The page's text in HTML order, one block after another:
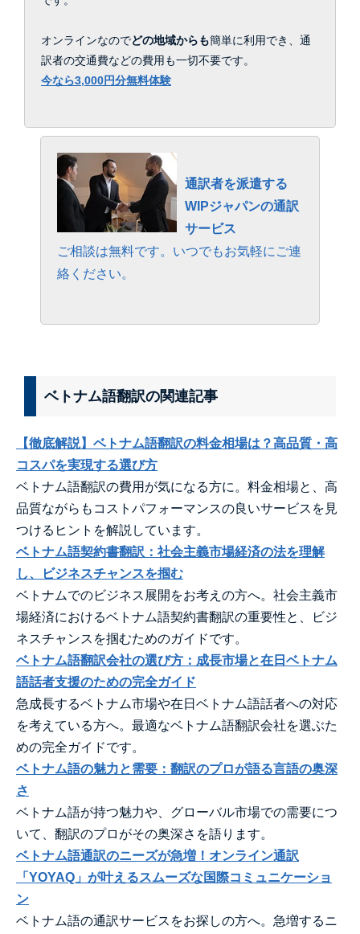
オンラインなのでどの地域からも簡単に利用でき、通
訳者の交通費などの費用も一切不要です。
今なら3,000円分無料体験
通訳者を派遣する
WIPジャパンの通訳
サービス
ご相談は無料です。いつでもお気軽にご連
絡ください。
ベトナム語翻訳の関連記事
【徹底解説】ベトナム語翻訳の料金相場は？高品質・高
コスパを実現する選び方
ベトナム語翻訳の費用が気になる方に。料金相場と、高
品質ながらもコストパフォーマンスの良いサービスを見
つけるヒントを解説しています。
ベトナム語契約書翻訳：社会主義市場経済の法を理解
し、ビジネスチャンスを掴む
ベトナムでのビジネス展開をお考えの方へ。社会主義市
場経済におけるベトナム語契約書翻訳の重要性と、ビジ
ネスチャンスを掴むためのガイドです。
ベトナム語翻訳会社の選び方：成長市場と在日ベトナム
語話者支援のための完全ガイド
急成長するベトナム市場や在日ベトナム語話者への対応
を考えている方へ。最適なベトナム語翻訳会社を選ぶた
めの完全ガイドです。
ベトナム語の魅力と需要：翻訳のプロが語る言語の奥深
さ
ベトナム語が持つ魅力や、グローバル市場での需要につ
いて、翻訳のプロがその奥深さを語ります。
ベトナム語通訳のニーズが急増！オンライン通訳
「YOYAQ」が叶えるスムーズな国際コミュニケーショ
ン
ベトナム語の通訳サービスをお探しの方へ。急増するニ